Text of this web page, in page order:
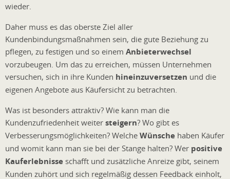
wieder.
Daher muss es das oberste Ziel aller
Kundenbindungsmaßnahmen sein, die gute Beziehung zu
pflegen, zu festigen und so einem Anbieterwechsel
vorzubeugen. Um das zu erreichen, müssen Unternehmen
versuchen, sich in ihre Kunden hineinzuversetzen und die
eigenen Angebote aus Käufersicht zu betrachten.
Was ist besonders attraktiv? Wie kann man die
Kundenzufriedenheit weiter steigern? Wo gibt es
Verbesserungsmöglichkeiten? Welche Wünsche haben Käufer
und womit kann man sie bei der Stange halten? Wer positive
Kauferlebnisse schafft und zusätzliche Anreize gibt, seinem
Kunden zuhört und sich regelmäßig dessen Feedback einholt,